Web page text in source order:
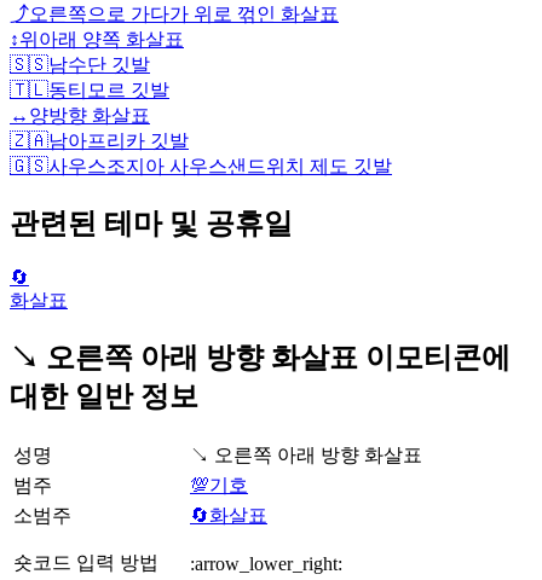
⤴️오른쪽으로 가다가 위로 꺾인 화살표
↕️위아래 양쪽 화살표
🇸🇸남수단 깃발
🇹🇱동티모르 깃발
↔️ 양방향 화살표
🇿🇦남아프리카 깃발
🇬🇸사우스조지아 사우스샌드위치 제도 깃발
관련된 테마 및 공휴일
🔄
화살표
↘️ 오른쪽 아래 방향 화살표 이모티콘에
대한 일반 정보
성명
↘️ 오른쪽 아래 방향 화살표
범주
💯기호
소범주
🔄화살표
숏코드 입력 방법 :arrow_lower_right: